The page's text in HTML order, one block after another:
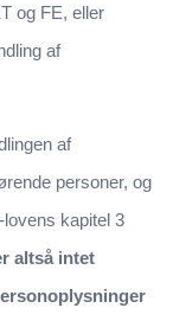
og FE, eller
af
af
personer, og
kapitel 3
altså intet